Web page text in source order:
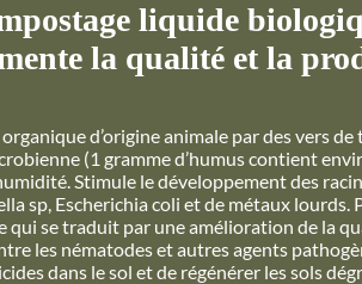
liquide
la qualité et la
d’origine animale par des vers
(1 gramme d’humus contient
Stimule le développement des
sp, Escherichia coli et de métaux
se traduit par une amélioration de la
les nématodes et autres agents
dans le sol et de régénérer les sols